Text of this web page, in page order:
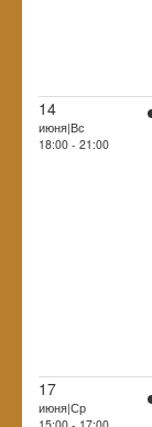
14
июня|Вс
18:00 - 21:00
17
июня|Ср